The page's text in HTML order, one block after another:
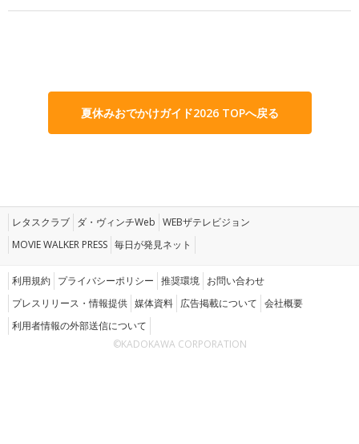
夏休みおでかけガイド2026 TOPへ戻る
レタスクラブ ダ・ヴィンチWeb WEBザテレビジョン
MOVIE WALKER PRESS 毎日が発見ネット
利用規約 プライバシーポリシー 推奨環境 お問い合わせ
プレスリリース・情報提供 媒体資料 広告掲載について 会社概要
利用者情報の外部送信について
©KADOKAWA CORPORATION